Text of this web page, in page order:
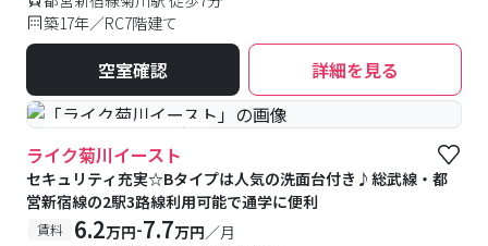
築17年／RC7階建て
空室確認 詳細を見る
#予約受付中 #空室待ち
ライク菊川イースト
セキュリティ充実☆Bタイプは人気の洗面台付き♪総武線・都
営新宿線の2駅3路線利用可能で通学に便利
賃料 6.2万円-7.7万円／月